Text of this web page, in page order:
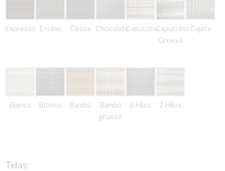
Expresso Encino Cocoa ChocolateCapuccinoCapuccino
Grueso
Cajeta
Blanco Bitono Bambú
Bambú
grueso
6 Hilos 2 Hilos
Telas: